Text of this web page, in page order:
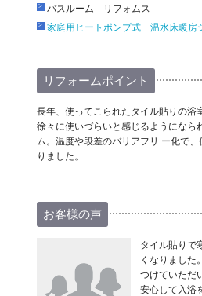
バスルーム リフォムス
家庭用ヒートポンプ式 温水床暖房
リフォームポイント
長年、使ってこられたタイル貼りの浴
徐々に使いづらいと感じるようになら
ム。温度や段差のバリアフリ ー化で
りました。
お客様の声
タイル貼りで
くなりました
つけていただ
安心して入浴